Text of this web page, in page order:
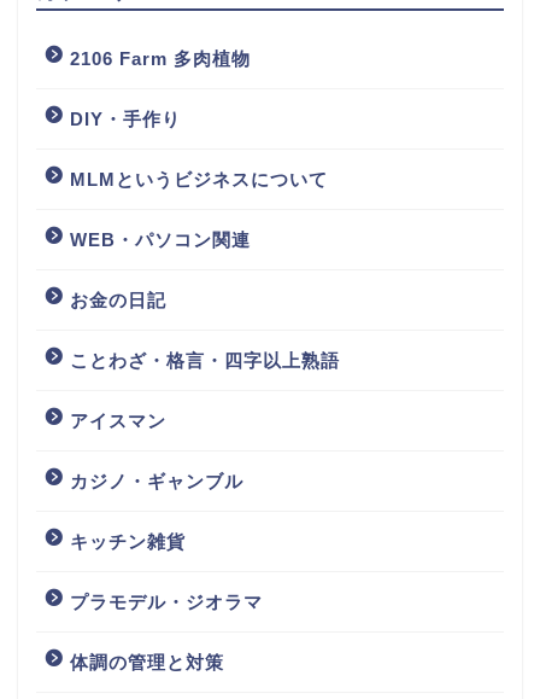
2106 Farm 多肉植物
DIY・手作り
MLMというビジネスについて
WEB・パソコン関連
お金の日記
ことわざ・格言・四字以上熟語
アイスマン
カジノ・ギャンブル
キッチン雑貨
プラモデル・ジオラマ
体調の管理と対策